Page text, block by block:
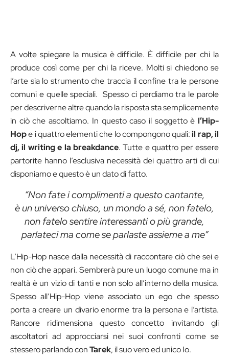
A volte spiegare la musica è difficile. È difficile per chi la
produce così come per chi la riceve. Molti si chiedono se
l’arte sia lo strumento che traccia il confine tra le persone
comuni e quelle speciali. Spesso ci perdiamo tra le parole
per descriverne altre quando la risposta sta semplicemente
in ciò che ascoltiamo. In questo caso il soggetto è l’Hip-
Hope i quattro elementi che lo compongono quali:il rap, il
dj, il writing e la breakdance. Tutte e quattro per essere
partorite hanno l’esclusiva necessità dei quattro arti di cui
disponiamo e questo è un dato di fatto.
“Non fate i complimenti a questo cantante,
è un universo chiuso, un mondo a sé, non fatelo,
non fatelo sentire interessanti o più grande,
parlateci ma come se parlaste assieme a me”
L’Hip-Hop nasce dalla necessità di raccontare ciò che sei e
non ciò che appari. Sembrerà pure un luogo comune ma in
realtà è un vizio di tanti e non solo all’interno della musica.
Spesso all’Hip-Hop viene associato un ego che spesso
porta a creare un divario enorme tra la persona e l’artista.
Rancore ridimensiona questo concetto invitando gli
ascoltatori ad approcciarsi nei suoi confronti come se
stessero parlando conTarek, il suo vero ed unico Io.